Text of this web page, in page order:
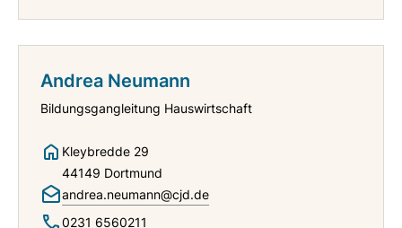
Andrea Neumann
Bildungsgangleitung Hauswirtschaft
Kleybredde 29
44149 Dortmund
andrea.neumann@cjd.de
0231 6560211